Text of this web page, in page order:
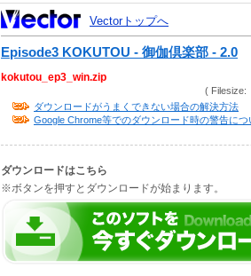
Vectorトップへ
Episode3 KOKUTOU - 御伽倶楽部 - 2.0
kokutou_ep3_win.zip
( Filesize:
ダウンロードがうまくできない場合の解決方法
Google Chrome等でのダウンロード時の警告につ
ダウンロードはこちら
※ボタンを押すとダウンロードが始まります。